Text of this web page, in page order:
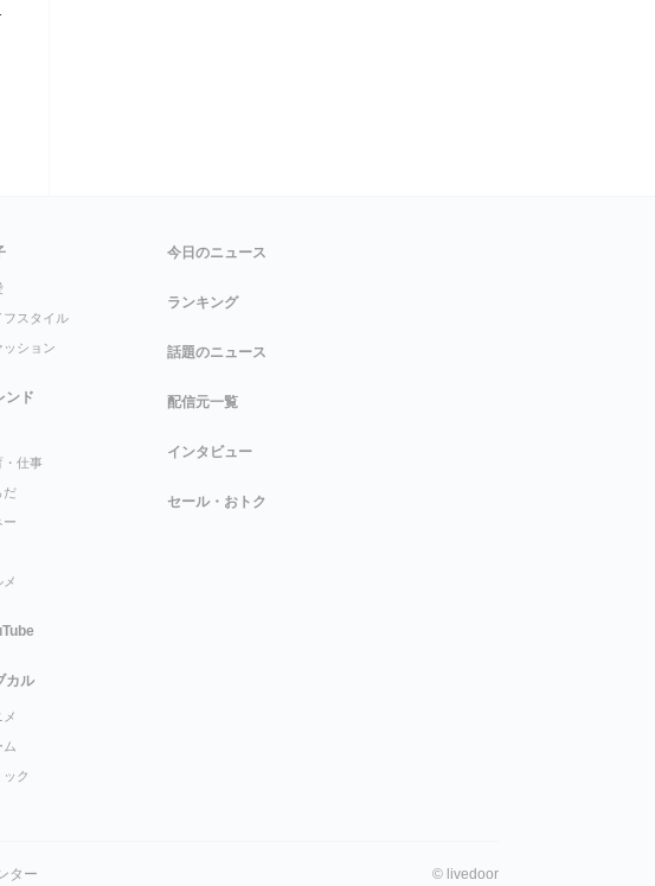
フスタイル
ッション
ンド
・仕事
だ
ー
メ
カル
メ
ム
ック
今日のニュース
ランキング
話題のニュース
配信元一覧
インタビュー
セール・おトク
ター © livedoor